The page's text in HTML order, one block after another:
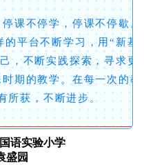
课不停学，停课不停歇。
平台不断学习，用“新基
，不断实践探索，寻求更
期的教学。在每一次的教
所获，不断进步。
语实验小学
盛园